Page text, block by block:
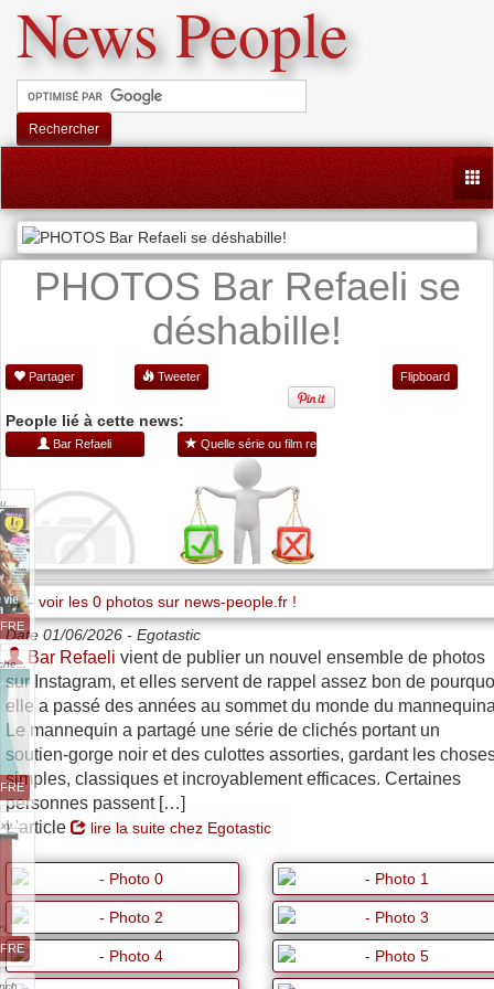
News People
Rechercher
PHOTOS Bar Refaeli se
déshabille!
Partager Tweeter Flipboard
People lié à cette news:
Bar Refaeli Quelle série ou film regarder ?
Date 01/06/2026 - Egotastic
Bar Refaeli vient de publier un nouvel ensemble de photos
sur Instagram, et elles servent de rappel assez bon de
elle a passé des années au sommet du monde du
Le mannequin a partagé une série de clichés portant un
soutien-gorge noir et des culottes assorties, gardant les
simples, classiques et incroyablement efficaces. Certaines
personnes passent […]
L'article
lire la suite chez Egotastic